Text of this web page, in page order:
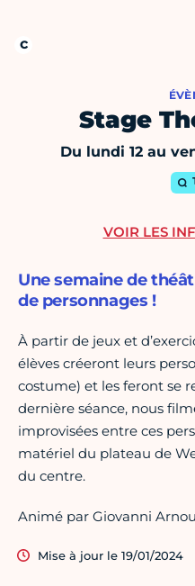
Stage
Du lundi 12 au
Une semaine de
de personnages !
À partir de jeux et
élèves créeront leurs
costume) et les feront se
dernière séance, nous
improvisées entre ces
matériel du plateau de
du centre.
Animé par Giovanni
Mise à jour le 19/01/2024
VOIR LES